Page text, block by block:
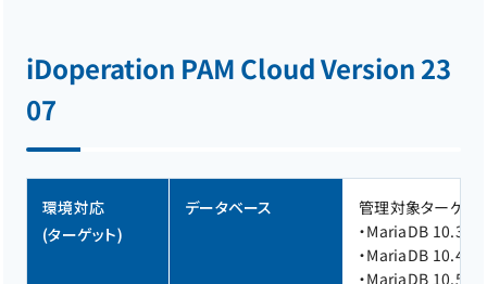
iDoperation PAM Cloud Version 23
07
環境対応
(ターゲット)
データベース
管理対象ターゲッ
・MariaDB 10.3
・MariaDB 10.4
・MariaDB 10.5